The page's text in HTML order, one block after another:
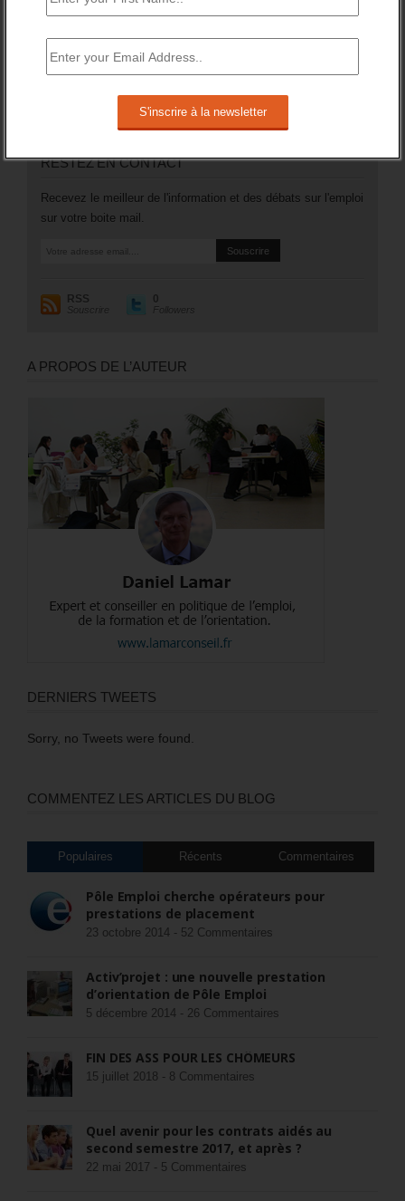
emploi et tenus de rechercher un emploi) a augmenté de
Plus généralement, le nombre des inscrits tenus de
RESTEZ EN CONTACT
Recevez le meilleur de l'information et des débats sur l'emploi
sur votre boite mail.
RSS
Souscrire
0
Followers
A PROPOS DE L’AUTEUR
DERNIERS TWEETS
Sorry, no Tweets were found.
COMMENTEZ LES ARTICLES DU BLOG
Populaires Récents Commentaires
Pôle Emploi cherche opérateurs pour
prestations de placement
23 octobre 2014 - 52 Commentaires
Activ’projet : une nouvelle prestation
d’orientation de Pôle Emploi
5 décembre 2014 - 26 Commentaires
FIN DES ASS POUR LES CHÔMEURS
15 juillet 2018 - 8 Commentaires
Quel avenir pour les contrats aidés au
second semestre 2017, et après ?
22 mai 2017 - 5 Commentaires